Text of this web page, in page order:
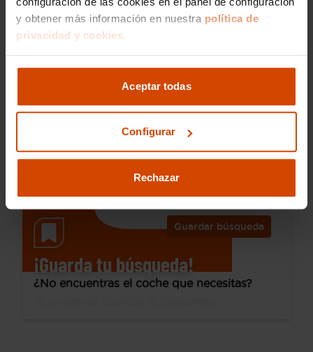
y obtener más información en nuestra política de
privacidad y cookies.
Aceptar todas
Configurar
Rechazar
Desde 246 € /mes*
SEAT Arona
1.0 TSI 85kW (115CV) DSG Xcellence Eco
2018
44.110 km
Automática
Sevilla - Alcalá
Guardar búsqueda
¡Guarda tu búsqueda!
¿No encuentras el coche que necesitas?